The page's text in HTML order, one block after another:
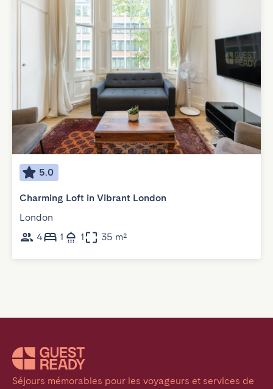
5.0
Charming Loft in Vibrant London
London
4
1 1 35 m²
Séjours mémorables pour les voyageurs et services de